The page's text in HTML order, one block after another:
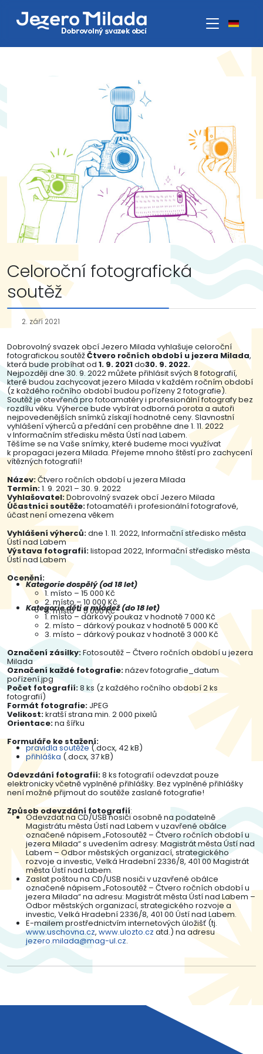
Celoroční fotografická
soutěž
2. září 2021
Dobrovolný svazek obcí Jezero Milada vyhlašuje celoroční
fotografickou soutěžČtvero ročních období u jezera Milada,
která bude probíhat od 1. 9. 2021do30. 9. 2022.
Nejpozději dne 30. 9. 2022 můžete přihlásit svých 8 fotografií,
které budou zachycovat jezero Milada v každém ročním období
(z každého ročního období budou pořízeny 2 fotografie).
Soutěž je otevřená pro fotoamatéry i profesionální fotografy bez
rozdílu věku. Výherce bude vybírat odborná porota a autoři
nejpovedenějších snímků získají hodnotné ceny. Slavnostní
vyhlášení výherců a předání cen proběhne dne 1. 11. 2022
v Informačním středisku města Ústí nad Labem.
Těšíme se na Vaše snímky, které budeme moci využívat
k propagaci jezera Milada. Přejeme mnoho štěstí pro zachycení
vítězných fotografií!
Název:Čtvero ročních období u jezera Milada
Termín:1. 9. 2021 – 30. 9. 2022
Vyhlašovatel:Dobrovolný svazek obcí Jezero Milada
Účastníci soutěže:fotoamatéři i profesionální fotografové,
účast není omezena věkem
Vyhlášení výherců:dne 1. 11. 2022, Informační středisko města
Ústí nad Labem
Výstava fotografií:listopad 2022, Informační středisko města
Ústí nad Labem
Ocenění:
Kategorie dospělý (od 18 let)
1. místo – 15 000 Kč
2. místo – 10 000 Kč
3. místo – 5 000 Kč
Kategorie děti a mládež (do 18 let)
1. místo – dárkový poukaz v hodnotě 7 000 Kč
2. místo – dárkový poukaz v hodnotě 5 000 Kč
3. místo – dárkový poukaz v hodnotě 3 000 Kč
Označení zásilky:Fotosoutěž – Čtvero ročních období u jezera
Milada
Označení každé fotografie:název fotografie_datum
pořízení.jpg
Počet fotografií:8 ks (z každého ročního období 2 ks
fotografií)
Formát fotografie: JPEG
Velikost:kratší strana min. 2 000 pixelů
Orientace:na šířku
Formuláře ke stažení:
pravidla soutěže(.docx, 42 kB)
přihláška (.docx, 37 kB)
Odevzdání fotografií:8 ks fotografií odevzdat pouze
elektronicky včetně vyplněné přihlášky. Bez vyplněné přihlášky
není možné přijmout do soutěže zaslané fotografie!
Způsob odevzdání fotografií:
Odevzdat na CD/USB nosiči osobně na podatelně
Magistrátu města Ústí nad Labem v uzavřené obálce
označené nápisem „Fotosoutěž – Čtvero ročních období u
jezera Milada“ s uvedením adresy: Magistrát města Ústí nad
Labem – Odbor městských organizací, strategického
rozvoje a investic, Velká Hradební 2336/8, 401 00 Magistrát
města Ústí nad Labem.
Zaslat poštou na CD/USB nosiči v uzavřené obálce
označené nápisem „Fotosoutěž – Čtvero ročních období u
jezera Milada“ na adresu: Magistrát města Ústí nad Labem –
Odbor městských organizací, strategického rozvoje a
investic, Velká Hradební 2336/8, 401 00 Ústí nad Labem.
E-mailem prostřednictvím internetových úložišť (tj.
www.uschovna.cz, www.ulozto.cz atd.) na adresu
jezero.milada@mag-ul.cz.